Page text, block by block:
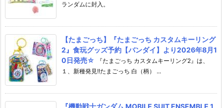
ランダムに封入。
【たまごっち】『たまごっち カスタムキーリング
2』食玩グッズ予約【バンダイ】より2026年8月1
0日発売☆
『たまごっち カスタムキーリング2』は、
１、新種発見!!たまごっち 白（柄） ...
『機動戦士ガンダム MOBILE SUIT ENSEMBLE 1